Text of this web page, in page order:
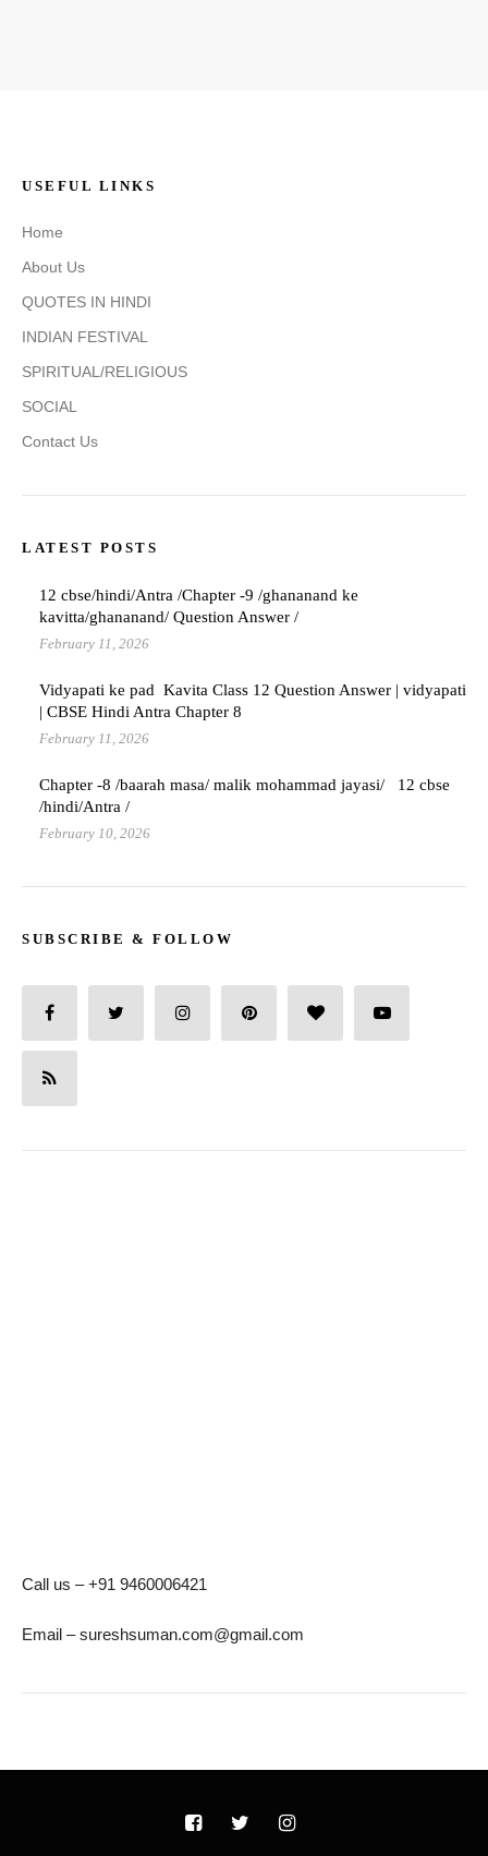
USEFUL LINKS
Home
About Us
QUOTES IN HINDI
INDIAN FESTIVAL
SPIRITUAL/RELIGIOUS
SOCIAL
Contact Us
LATEST POSTS
12 cbse/hindi/Antra /Chapter -9 /ghananand ke
kavitta/ghananand/ Question Answer /
February 11, 2026
Vidyapati ke pad Kavita Class 12 Question Answer | vidyapati
| CBSE Hindi Antra Chapter 8
February 11, 2026
Chapter -8 /baarah masa/ malik mohammad jayasi/ 12 cbse
/hindi/Antra /
February 10, 2026
SUBSCRIBE & FOLLOW
Call us – +91 9460006421
Email – sureshsuman.com@gmail.com